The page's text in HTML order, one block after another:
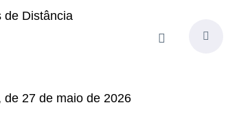
de Distância
27 de maio de 2026